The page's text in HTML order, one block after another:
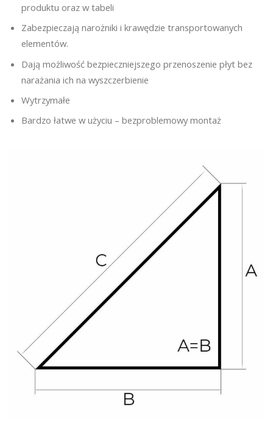
produktu oraz w tabeli
Zabezpieczają narożniki i krawędzie transportowanych
elementów.
Dają możliwość bezpieczniejszego przenoszenie płyt bez
narażania ich na wyszczerbienie
Wytrzymałe
Bardzo łatwe w użyciu – bezproblemowy montaż